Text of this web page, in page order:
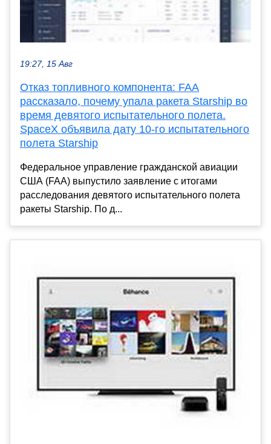
19:27, 15 Авг
Отказ топливного компонента: FAA
рассказало, почему упала ракета Starship во
время девятого испытательного полета.
SpaceX объявила дату 10-го испытательного
полета Starship
Федеральное управление гражданской авиации
США (FAA) выпустило заявление с итогами
расследования девятого испытательного полета
ракеты Starship. По д...